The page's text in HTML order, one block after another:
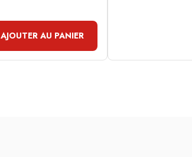
AJOUTER AU PANIER